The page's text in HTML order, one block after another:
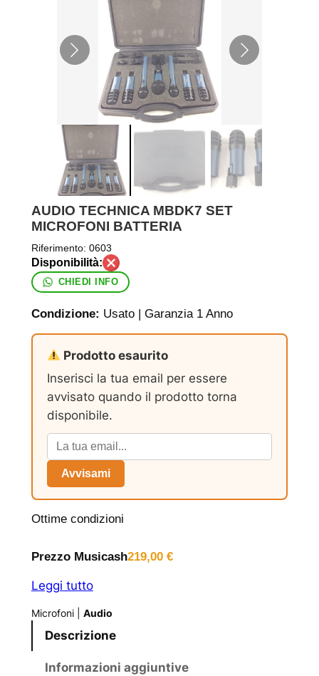
AUDIO TECHNICA MBDK7 SET
MICROFONI BATTERIA
Riferimento: 0603
CHIEDI INFO
Condizione: Usato | Garanzia 1 Anno
Prodotto esaurito
Inserisci la tua email per essere
avvisato quando il prodotto torna
disponibile.
Avvisami
Ottime condizioni
Prezzo Musicash219,00 €
Leggi tutto
Microfoni| Audio
Descrizione
Informazioni aggiuntive